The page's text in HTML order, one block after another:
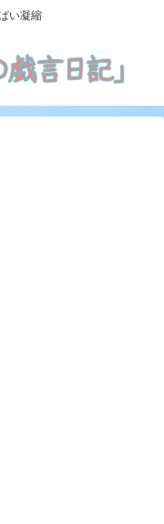
い凝縮